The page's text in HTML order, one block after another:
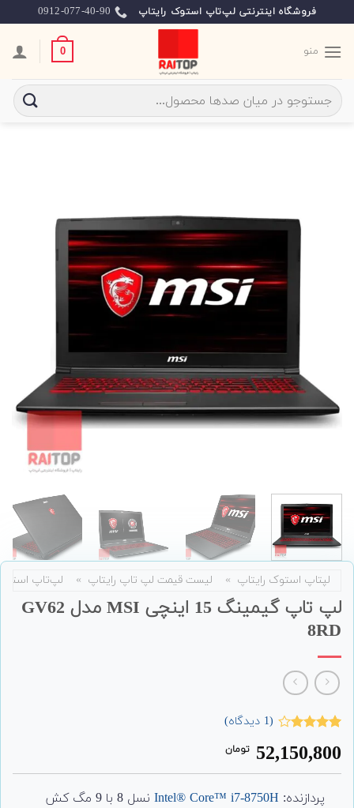
to
content
فروشگاه اینترنتی لپ‌تاپ استوک رایتاپ 0912-077-40-90
منو 0
جستجو
برای:
لپتاپ استوک رایتاپ » لیست قیمت لپ تاپ رایتاپ » لپ‌تاپ
لپ تاپ گیمینگ 15 اینچی MSI مدل GV62
8RD
4.00
از 5
مشتری
(
1 دیدگاه)
52,150,800 تومان
پردازنده: Intel® Core™ i7-8750Hنسل 8 با 9 مگ کش